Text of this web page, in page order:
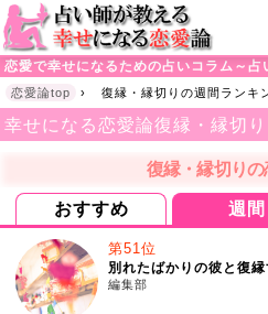
恋愛で幸せになるための占いコラム～占
恋愛論top › 復縁・縁切りの週間ランキ
幸せになる恋愛論復縁・縁切り
復縁・縁切り
おすすめ 週間
第51位
別れたばかりの彼と復縁
編集部